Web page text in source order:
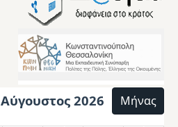
Αύγουστος 2026 Μήνας